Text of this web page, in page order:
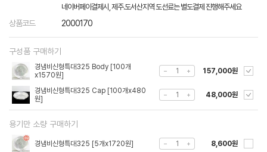
네이버페이결제시, 제주.도서산지역 도선료는 별도결제 진행해주세요
상품코드 2000170
구성품 구매하기
경냄비신형특대325 Body [100개
x1570원]
157,000원
경냄비신형특대325 Cap [100개x480
원]
48,000원
용기만 소량 구매하기
경냄비신형특대325 [5개x1720원] 8,600원